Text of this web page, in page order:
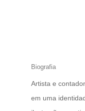
Biografia
Artista e
em uma